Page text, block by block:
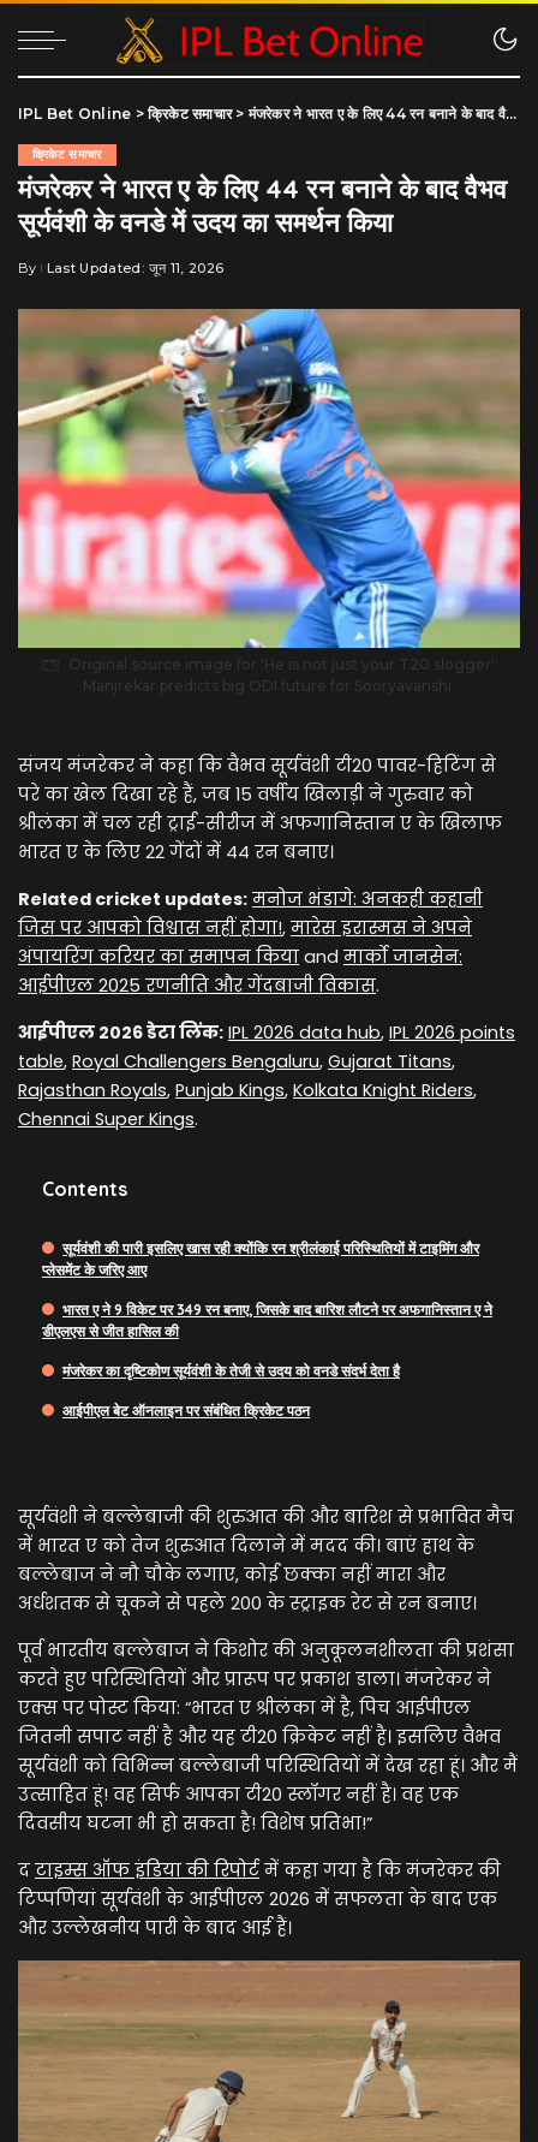
IPL Bet Online >क्रिकेट समाचार> मंजरेकर ने भारत ए के लिए 44 रन बनाने के बाद वैभव सूर्यवंशी के वनडे में उदय का समर्थन किया
क्रिकेट समाचार
मंजरेकर ने भारत ए के लिए 44 रन बनाने के बाद वैभव
सूर्यवंशी के वनडे में उदय का समर्थन किया
Posted
By Last Updated: जून 11, 2026
Original source image for 'He is not just your T20 slogger':
Manjrekar predicts big ODI future for Sooryavanshi.
संजय मंजरेकर ने कहा कि वैभव सूर्यवंशी टी20 पावर-हिटिंग से
परे का खेल दिखा रहे हैं, जब 15 वर्षीय खिलाड़ी ने गुरुवार को
श्रीलंका में चल रही ट्राई-सीरीज में अफगानिस्तान ए के खिलाफ
भारत ए के लिए 22 गेंदों में 44 रन बनाए।
Related cricket updates: मनोज भंडागे: अनकही कहानी
जिस पर आपको विश्वास नहीं होगा!, मारेस इरास्मस ने अपने
अंपायरिंग करियर का समापन किया and मार्को जानसेन:
आईपीएल 2025 रणनीति और गेंदबाजी विकास.
आईपीएल 2026 डेटा लिंक: IPL 2026 data hub, IPL 2026 points
table, Royal Challengers Bengaluru, Gujarat Titans,
Rajasthan Royals, Punjab Kings, Kolkata Knight Riders,
Chennai Super Kings.
Contents
सूर्यवंशी की पारी इसलिए खास रही क्योंकि रन श्रीलंकाई परिस्थितियों में टाइमिंग और
प्लेसमेंट के जरिए आए
भारत ए ने 9 विकेट पर 349 रन बनाए, जिसके बाद बारिश लौटने पर अफगानिस्तान ए ने
डीएलएस से जीत हासिल की
मंजरेकर का दृष्टिकोण सूर्यवंशी के तेजी से उदय को वनडे संदर्भ देता है
आईपीएल बेट ऑनलाइन पर संबंधित क्रिकेट पठन
सूर्यवंशी ने बल्लेबाजी की शुरुआत की और बारिश से प्रभावित मैच
में भारत ए को तेज शुरुआत दिलाने में मदद की। बाएं हाथ के
बल्लेबाज ने नौ चौके लगाए, कोई छक्का नहीं मारा और
अर्धशतक से चूकने से पहले 200 के स्ट्राइक रेट से रन बनाए।
पूर्व भारतीय बल्लेबाज ने किशोर की अनुकूलनशीलता की प्रशंसा
करते हुए परिस्थितियों और प्रारूप पर प्रकाश डाला। मंजरेकर ने
एक्स पर पोस्ट किया: “भारत ए श्रीलंका में है, पिच आईपीएल
जितनी सपाट नहीं है और यह टी20 क्रिकेट नहीं है। इसलिए वैभव
सूर्यवंशी को विभिन्न बल्लेबाजी परिस्थितियों में देख रहा हूं। और मैं
उत्साहित हूं! वह सिर्फ आपका टी20 स्लॉगर नहीं है। वह एक
दिवसीय घटना भी हो सकता है! विशेष प्रतिभा!”
द टाइम्स ऑफ इंडिया की रिपोर्ट में कहा गया है कि मंजरेकर की
टिप्पणियां सूर्यवंशी के आईपीएल 2026 में सफलता के बाद एक
और उल्लेखनीय पारी के बाद आई हैं।